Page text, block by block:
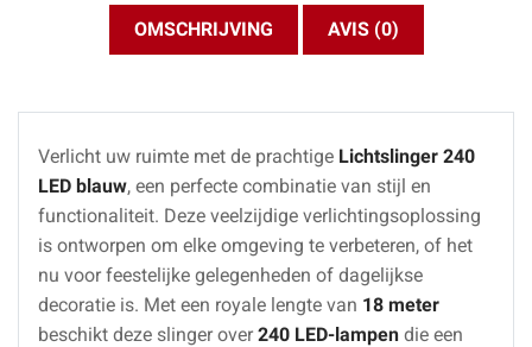
OMSCHRIJVING AVIS (0)
Verlicht uw ruimte met de prachtige Lichtslinger 240
LED blauw, een perfecte combinatie van stijl en
functionaliteit. Deze veelzijdige verlichtingsoplossing
is ontworpen om elke omgeving te verbeteren, of het
nu voor feestelijke gelegenheden of dagelijkse
decoratie is. Met een royale lengte van 18 meter
beschikt deze slinger over240 LED-lampen die een